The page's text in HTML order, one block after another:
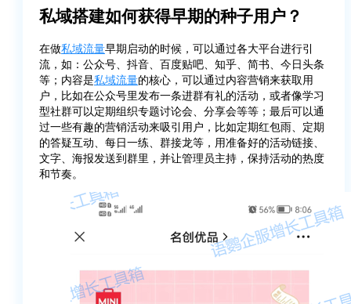
私域搭建如何获得早期的种子用户？
在做私域流量早期启动的时候，可以通过各大平台进行引
流，如：公众号、抖音、百度贴吧、知乎、简书、今日头条
等；内容是私域流量的核心，可以通过内容营销来获取用
户，比如在公众号里发布一条进群有礼的活动，或者像学习
型社群可以定期组织专题讨论会、分享会等等；最后可以通
过一些有趣的营销活动来吸引用户，比如定期红包雨、定期
的答疑互动、每日一练、群接龙等，用准备好的活动链接、
文字、海报发送到群里，并让管理员主持，保持活动的热度
和节奏。